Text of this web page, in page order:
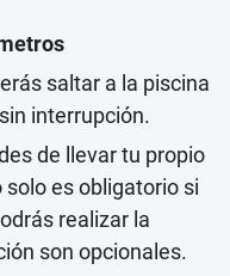
saltar a la piscina
interrupción.
de llevar tu propio
solo es obligatorio si
realizar la
son opcionales.